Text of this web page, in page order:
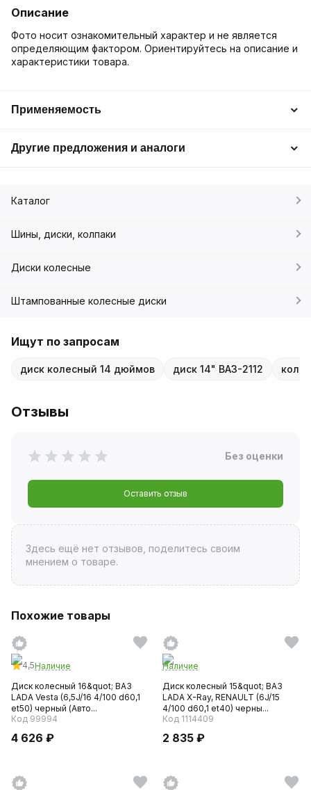
Описание
Фото носит ознакомительный характер и не является
определяющим фактором. Ориентируйтесь на описание и
характеристики товара.
Применяемость
Другие предложения и аналоги
Каталог
Шины, диски, колпаки
Диски колесные
Штампованные колесные диски
Ищут по запросам
диск колесный 14 дюймов диск 14" ВАЗ-2112
Отзывы
Без оценки
Оставить отзыв
Здесь ещё нет отзывов, поделитесь своим
мнением о товаре.
Похожие товары
4,5Наличие
Диск колесный 16&quot; ВАЗ
LADA Vesta (6,5J/16 4/100 d60,1
et50) черный (Авто...
Код 99994
4 626 ₽
Наличие
Диск колесный 15&quot; ВАЗ
LADA X-Ray, RENAULT (6J/15
4/100 d60,1 et40) черны...
Код 1114409
2 835 ₽